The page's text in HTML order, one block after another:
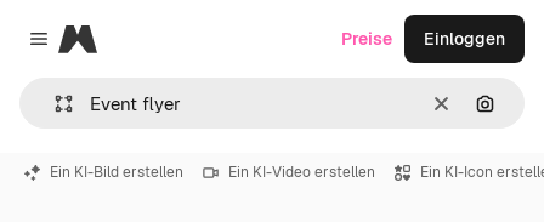
Close menu
Magnific
LöschenNach
Preise Einloggen
Ein KI-Bild erstellen Ein KI-Video erstellen Ein KI-Icon